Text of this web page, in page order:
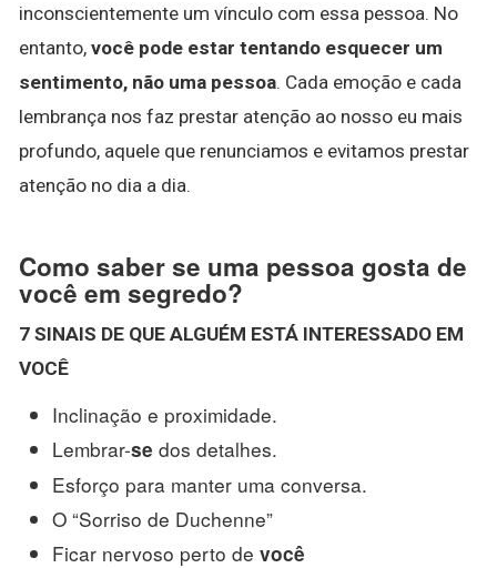
inconscientemente um vínculo com essa pessoa. No
entanto, você pode estar tentando esquecer um
sentimento, não uma pessoa. Cada emoção e cada
lembrança nos faz prestar atenção ao nosso eu mais
profundo, aquele que renunciamos e evitamos prestar
atenção no dia a dia.
Como saber se uma pessoa gosta de
você em segredo?
7 SINAIS DE QUE ALGUÉM ESTÁ INTERESSADO EM
VOCÊ
Inclinação e proximidade.
Lembrar-se dos detalhes.
Esforço para manter uma conversa.
O “Sorriso de Duchenne”
Ficar nervoso perto de você